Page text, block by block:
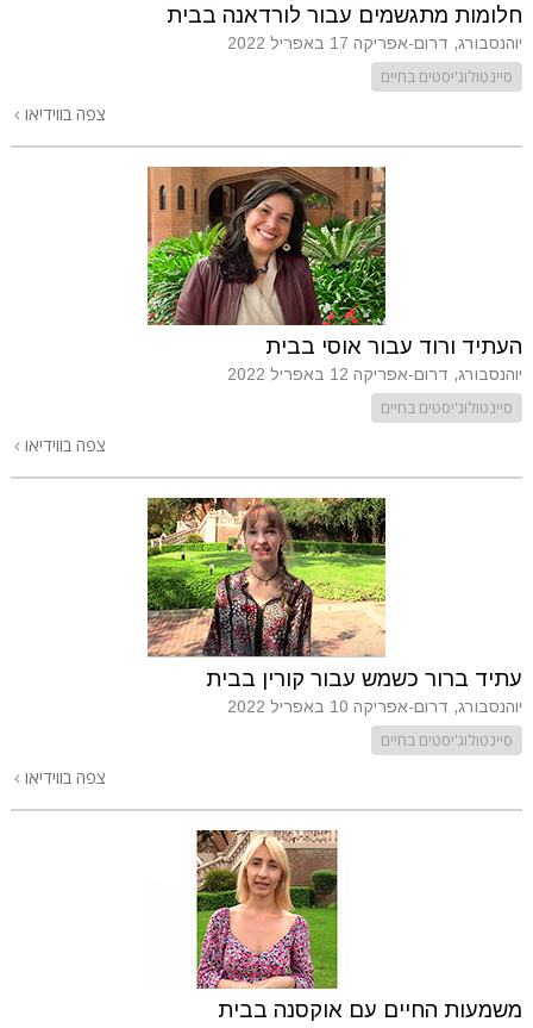
חלומות מתגשמים עבור לורדאנה בבית
יוהנסבורג, דרום-אפריקה 17 באפריל 2022
סיינטולוג'יסטים בחיים
צפה בווידיאו
העתיד ורוד עבור אוסי בבית
יוהנסבורג, דרום-אפריקה 12 באפריל 2022
סיינטולוג'יסטים בחיים
צפה בווידיאו
עתיד ברור כשמש עבור קורין בבית
יוהנסבורג, דרום-אפריקה 10 באפריל 2022
סיינטולוג'יסטים בחיים
צפה בווידיאו
משמעות החיים עם אוקסנה בבית